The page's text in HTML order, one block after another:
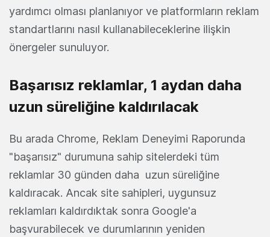
yardımcı olması planlanıyor ve platformların reklam
standartlarını nasıl kullanabileceklerine ilişkin
önergeler sunuluyor.
Başarısız reklamlar, 1 aydan daha
uzun süreliğine kaldırılacak
Bu arada Chrome, Reklam Deneyimi Raporunda
"başarısız" durumuna sahip sitelerdeki tüm
reklamlar 30 günden daha uzun süreliğine
kaldıracak. Ancak site sahipleri, uygunsuz
reklamları kaldırdıktak sonra Google'a
başvurabilecek ve durumlarının yeniden